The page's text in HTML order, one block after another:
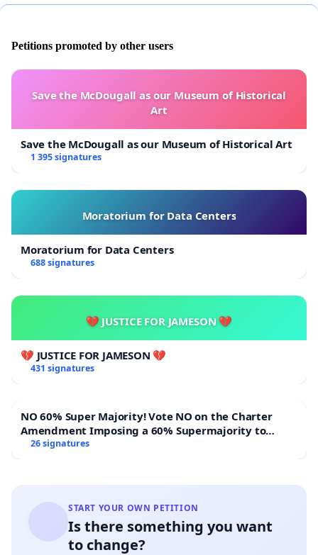
Petitions promoted by other users
Save the McDougall as our Museum of Historical
Art
Save the McDougall as our Museum of Historical Art
1 395 signatures
Moratorium for Data Centers
Moratorium for Data Centers
688 signatures
💔 JUSTICE FOR JAMESON 💔
💔 JUSTICE FOR JAMESON 💔
431 signatures
NO 60% Super Majority! Vote NO on the Charter
Amendment Imposing a 60% Supermajority to
Overturn Town Meeting Budget Vote
26 signatures
START YOUR OWN PETITION
Is there something you want
to change?